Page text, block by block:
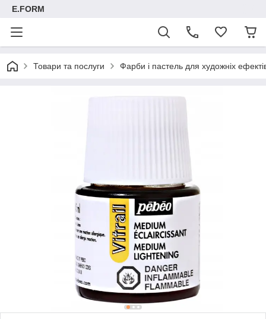
E.FORM
Товари та послуги Фарби і пастель для художніх